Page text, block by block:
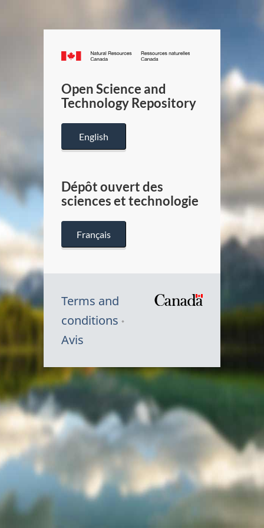
Canada.ca
/
Canada
Open Science and
Technology Repository
English
Dépôt ouvert des
sciences et technologie
Français
Terms and
conditions
Avis
Symbole
du